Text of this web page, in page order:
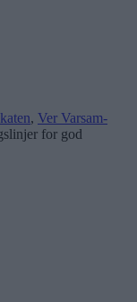
, Ver Varsam-
for god